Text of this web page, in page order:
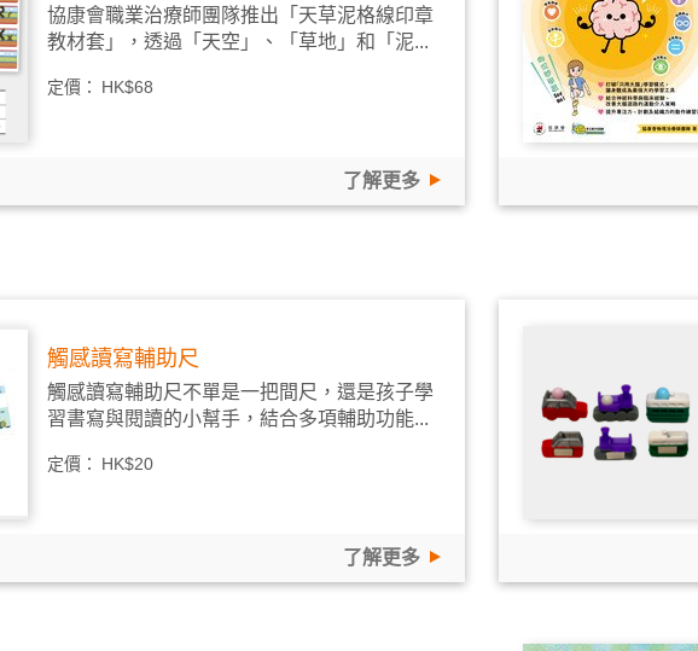
協康會職業治療師團隊推出「天草泥格線印章
教材套」，透過「天空」、「草地」和「泥...
定價： HK$68
了解更多
觸感讀寫輔助尺
觸感讀寫輔助尺不單是一把間尺，還是孩子學
習書寫與閱讀的小幫手，結合多項輔助功能...
定價： HK$20
了解更多